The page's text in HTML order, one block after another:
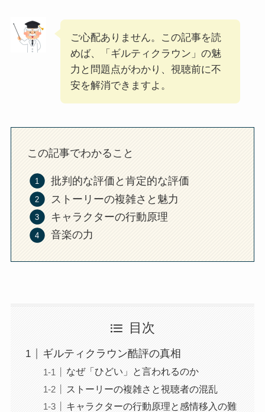
ご心配ありません。この記事を読
めば、「ギルティクラウン」の魅
力と問題点がわかり、視聴前に不
安を解消できますよ。
この記事でわかること
批判的な評価と肯定的な評価
ストーリーの複雑さと魅力
キャラクターの行動原理
音楽の力
目次
ギルティクラウン酷評の真相
なぜ「ひどい」と言われるのか
ストーリーの複雑さと視聴者の混乱
キャラクターの行動原理と感情移入の難